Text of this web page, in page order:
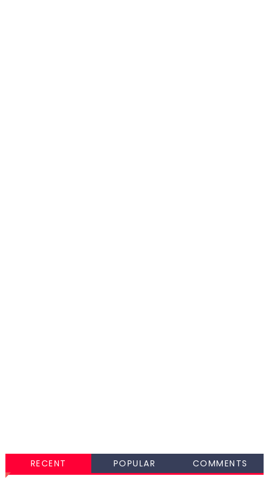
RECENT POPULAR COMMENTS